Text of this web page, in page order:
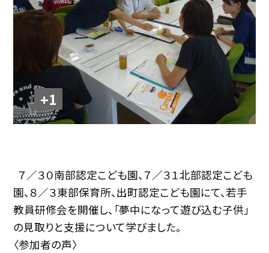
+1
７／３０南部認定こども園、７／３１北部認定こども
園、８／３東部保育所、出町認定こども園にて、若手
教員研修会を開催し、「夢中になって遊び込む子供」
の見取りと支援について学びました。
〈参加者の声〉